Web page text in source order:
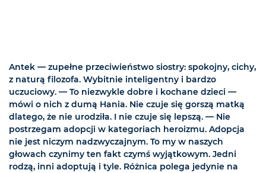
Antek — zupełne przeciwieństwo siostry: spokojny, cichy,
z naturą filozofa. Wybitnie inteligentny i bardzo
uczuciowy. — To niezwykle dobre i kochane dzieci —
mówi o nich z dumą Hania. Nie czuje się gorszą matką
dlatego, że nie urodziła. I nie czuje się lepszą. — Nie
postrzegam adopcji w kategoriach heroizmu. Adopcja
nie jest niczym nadzwyczajnym. To my w naszych
głowach czynimy ten fakt czymś wyjątkowym. Jedni
rodzą, inni adoptują i tyle. Różnica polega jedynie na